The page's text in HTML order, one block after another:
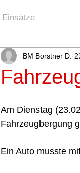
Einsätze
BM Borstner D.
Am Dienstag
Fahrzeugbergung
Ein Auto musste